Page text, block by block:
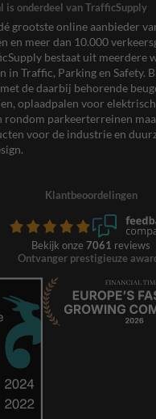
is onderdeel van TrafficSupply
grootste online aanbieder
en meer dan 10.000
bestaat uit meerdere
in Traffic, Parking en Safety.
de daarbij behorende
oplaadpalen voor
rondom parkeerterreinen
voor de industrie en
Klantbeoordelingen
Bekijk onze 7061 reviews
Ontvanger prestigieuze